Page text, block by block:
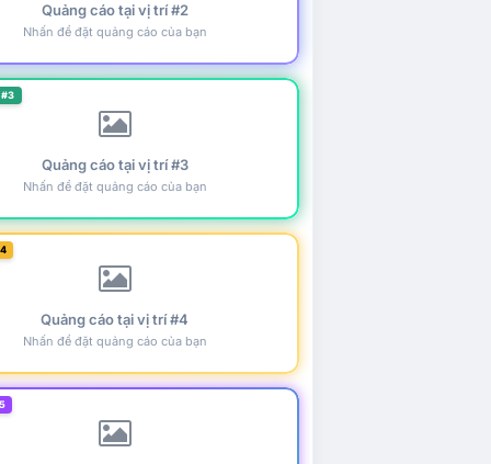
Quảng cáo tại vị trí #2
Nhấn để đặt quảng cáo của bạn
Quảng cáo tại vị trí #3
Nhấn để đặt quảng cáo của bạn
Quảng cáo tại vị trí #4
Nhấn để đặt quảng cáo của bạn